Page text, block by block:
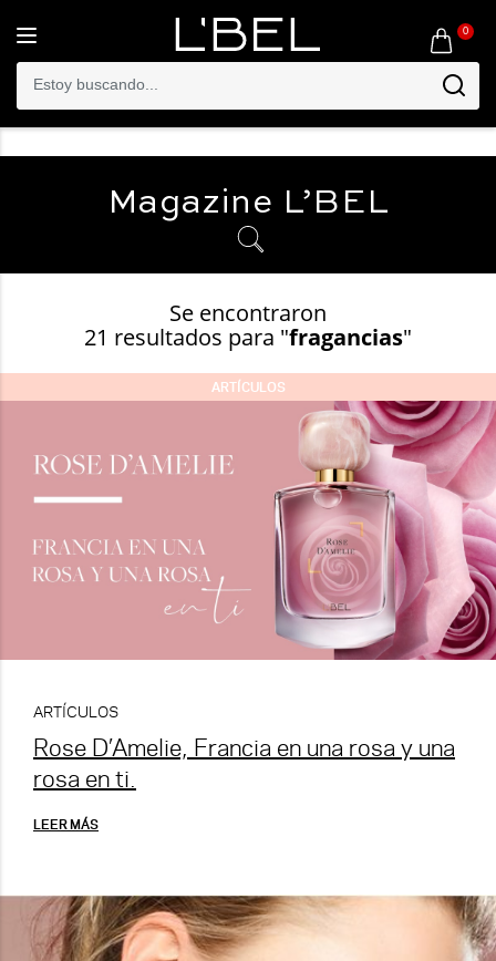
0
Magazine L’BEL
Se encontraron
21 resultados para "fragancias"
ARTÍCULOS
ARTÍCULOS
Rose D’Amelie, Francia en una rosa y una
rosa en ti.
LEER MÁS